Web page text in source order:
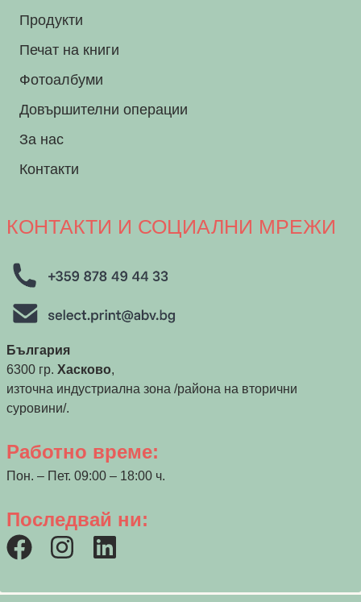
Продукти
Печат на книги
Фотоалбуми
Довършителни операции
За нас
Контакти
КОНТАКТИ И СОЦИАЛНИ МРЕЖИ
България
6300 гр. Хасково,
източна индустриална зона /района на вторични
суровини/.
Работно време:
Пон. – Пет. 09:00 – 18:00 ч.
Последвай ни: